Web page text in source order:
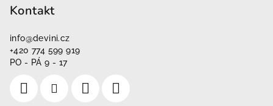
Kontakt
info@devini.cz
+420 774 599 919
PO - PÁ 9 - 17